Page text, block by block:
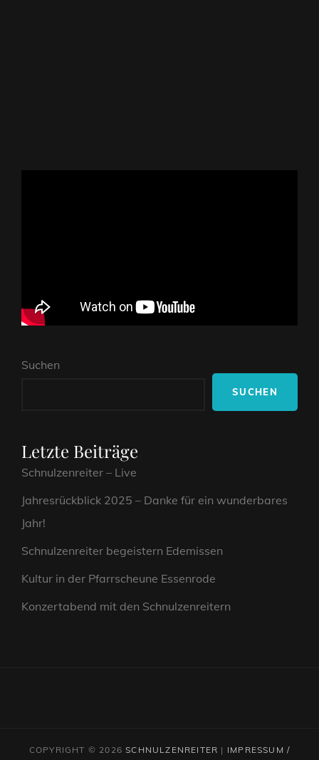
Suchen
SUCHEN
Letzte Beiträge
Schnulzenreiter – Live
Jahresrückblick 2025 – Danke für ein wunderbares
Jahr!
Schnulzenreiter begeistern Edemissen
Kultur in der Pfarrscheune Essenrode
Konzertabend mit den Schnulzenreitern
COPYRIGHT © 2026SCHNULZENREITER | IMPRESSUM /